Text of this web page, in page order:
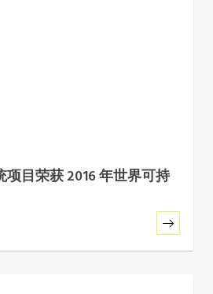
目荣获 2016 年世界可持